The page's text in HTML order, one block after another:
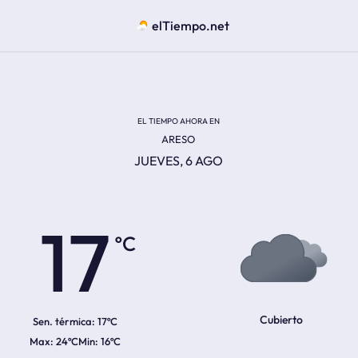
elTiempo.net
EL TIEMPO AHORA EN
ARESO
JUEVES, 6 AGO
17
Sen. térmica: 17ºC
24ºC 16ºC
Cubierto